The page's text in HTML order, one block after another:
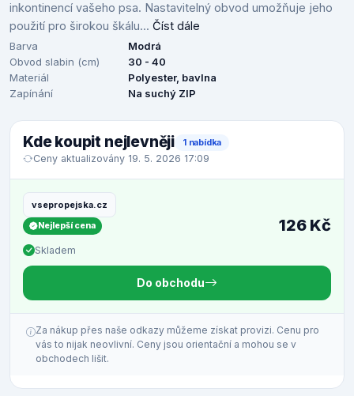
inkontinencí vašeho psa. Nastavitelný obvod umožňuje jeho
použití pro širokou škálu... Číst dále
Barva
Modrá
Obvod slabin (cm)
30 - 40
Materiál
Polyester, bavlna
Zapínání
Na suchý ZIP
Kde koupit nejlevněji 1 nabídka
Ceny aktualizovány 19. 5. 2026 17:09
vsepropejska.cz
Nejlepší cena
Skladem
126 Kč
Do obchodu
Za nákup přes naše odkazy můžeme získat provizi. Cenu pro
vás to nijak neovlivní. Ceny jsou orientační a mohou se v
obchodech lišit.